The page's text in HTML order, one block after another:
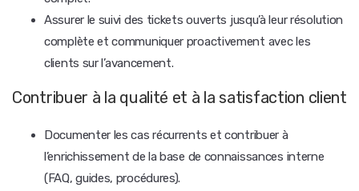
Assurer le suivi des tickets ouverts jusqu’à leur résolution
complète et communiquer proactivement avec les
clients sur l’avancement.
Contribuer à la qualité et à la satisfaction client
Documenter les cas récurrents et contribuer à
l’enrichissement de la base de connaissances interne
(FAQ, guides, procédures).